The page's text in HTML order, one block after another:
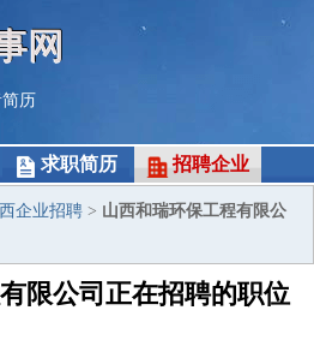
网
历
求职简历 招聘企业
企业招聘 > 山西和瑞环保工程有限公
限公司正在招聘的职位